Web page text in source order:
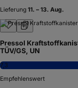
Lieferung 11. – 13. Aug.
Pressol
TÜV/GS, UN
7,3
Empfehlenswert